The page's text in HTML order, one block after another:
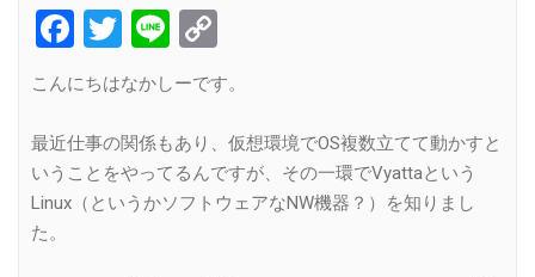
Facebook
Twitter
Line
Link
こんにちはなかしーです。
最近仕事の関係もあり、仮想環境でOS複数立てて動かすと
いうことをやってるんですが、その一環でVyattaという
Linux（というかソフトウェアなNW機器？）を知りまし
た。